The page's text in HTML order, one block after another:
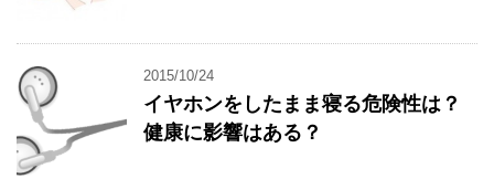
2015/10/24
イヤホンをしたまま寝る危険性は？
健康に影響はある？